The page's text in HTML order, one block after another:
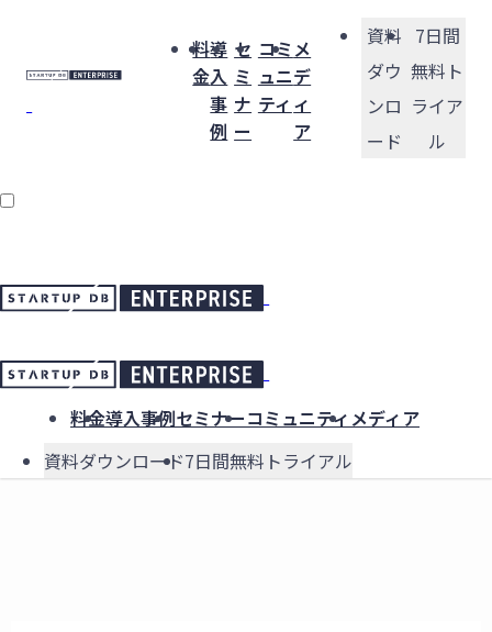
料
金
導
入
事
例
セ
ミ
ナ
ー
コミ
ュニ
ティ
メ
デ
ィ
ア
資料
ダウ
ンロ
ード
7日間
無料ト
ライア
ル
料金導入事例セミナーコミュニティ メディア
資料ダウンロード7日間無料トライアル